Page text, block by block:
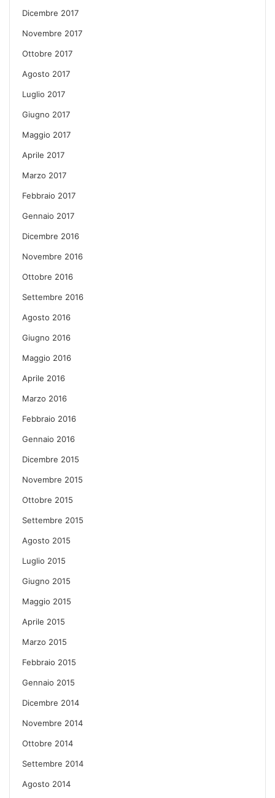
Dicembre 2017
Novembre 2017
Ottobre 2017
Agosto 2017
Luglio 2017
Giugno 2017
Maggio 2017
Aprile 2017
Marzo 2017
Febbraio 2017
Gennaio 2017
Dicembre 2016
Novembre 2016
Ottobre 2016
Settembre 2016
Agosto 2016
Giugno 2016
Maggio 2016
Aprile 2016
Marzo 2016
Febbraio 2016
Gennaio 2016
Dicembre 2015
Novembre 2015
Ottobre 2015
Settembre 2015
Agosto 2015
Luglio 2015
Giugno 2015
Maggio 2015
Aprile 2015
Marzo 2015
Febbraio 2015
Gennaio 2015
Dicembre 2014
Novembre 2014
Ottobre 2014
Settembre 2014
Agosto 2014